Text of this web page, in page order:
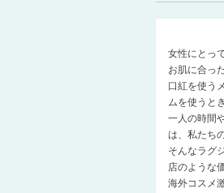
女性にとっ
お肌に合っ
口紅を使う
ムを使うと
一人の時間
は、私たち
そんなラグ
店のような
海外コスメ